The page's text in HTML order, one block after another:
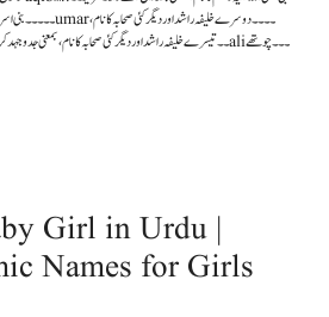
Girl in Urdu |
Names for Girls